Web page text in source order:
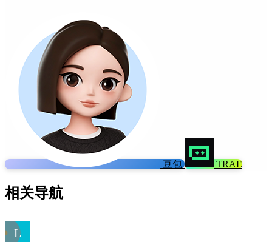
豆包 TRAE
相关导航